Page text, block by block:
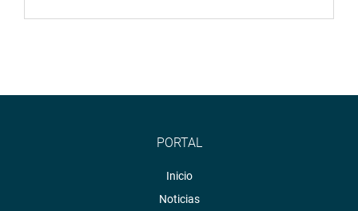
PORTAL
Inicio
Noticias